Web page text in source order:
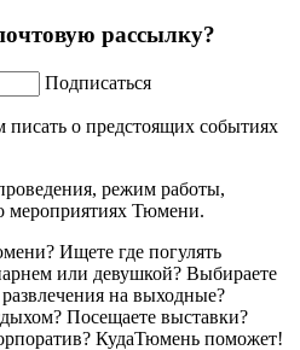
рассылку?
Подписаться
писать о предстоящих событиях
режим работы,
мероприятиях Тюмени.
Ищете где погулять
или девушкой? Выбираете
на выходные?
Посещаете выставки?
КудаТюмень поможет!